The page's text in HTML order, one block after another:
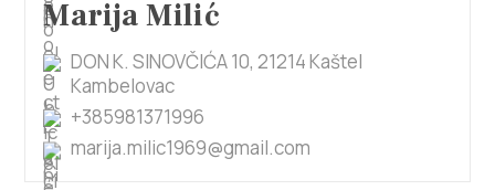
Marija Milić
DON K. SINOVČIĆA 10, 21214 Kaštel
Kambelovac
+385981371996
marija.milic1969@gmail.com